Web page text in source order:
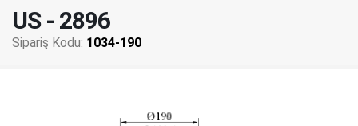
US - 2896
Sipariş Kodu: 1034-190